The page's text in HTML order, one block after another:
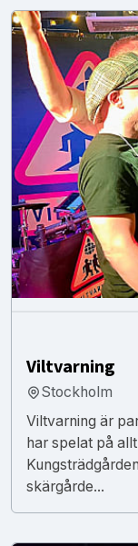
Viltvarning
Stockholm
Viltvarning är
har spelat på
skärgårde...